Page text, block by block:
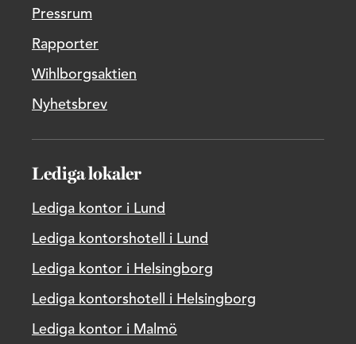
Pressrum
Rapporter
Wihlborgsaktien
Nyhetsbrev
Lediga lokaler
Lediga kontor i Lund
Lediga kontorshotell i Lund
Lediga kontor i Helsingborg
Lediga kontorshotell i Helsingborg
Lediga kontor i Malmö